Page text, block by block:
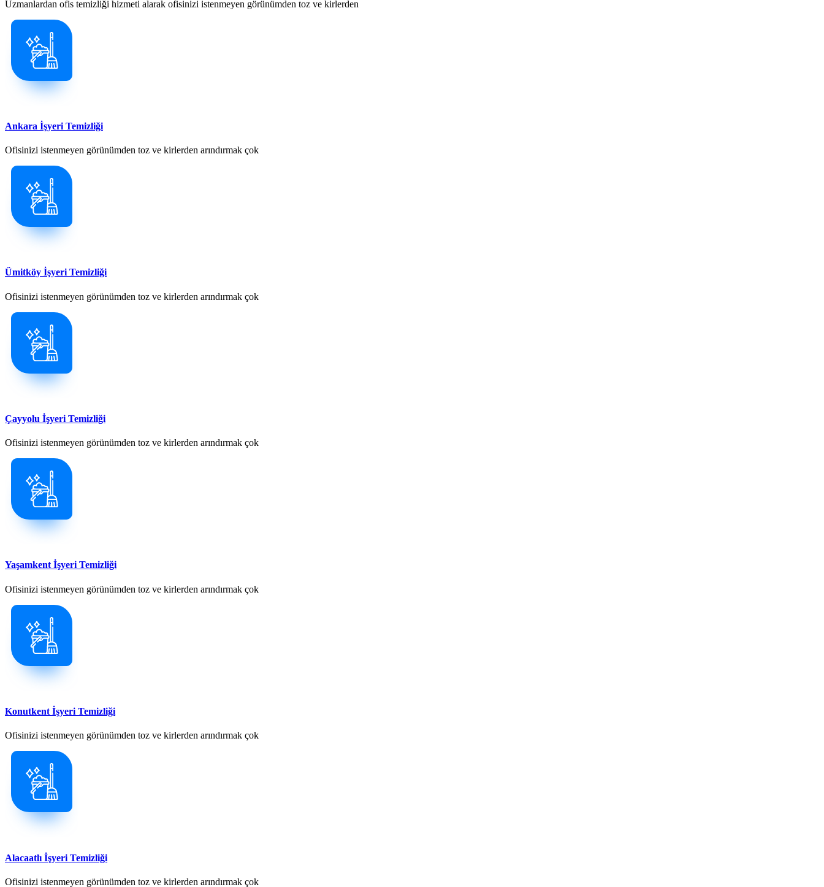
Uzmanlardan ofis temizliği hizmeti alarak ofisinizi istenmeyen görünümden toz ve kirlerden
Ankara İşyeri Temizliği
Ofisinizi istenmeyen görünümden toz ve kirlerden arındırmak çok
Ümitköy İşyeri Temizliği
Ofisinizi istenmeyen görünümden toz ve kirlerden arındırmak çok
Çayyolu İşyeri Temizliği
Ofisinizi istenmeyen görünümden toz ve kirlerden arındırmak çok
Yaşamkent İşyeri Temizliği
Ofisinizi istenmeyen görünümden toz ve kirlerden arındırmak çok
Konutkent İşyeri Temizliği
Ofisinizi istenmeyen görünümden toz ve kirlerden arındırmak çok
Alacaatlı İşyeri Temizliği
Ofisinizi istenmeyen görünümden toz ve kirlerden arındırmak çok